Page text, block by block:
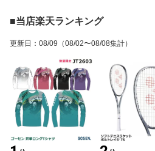
■当店楽天ランキング
更新日 ： 08/09 （08/02〜08/08集計）